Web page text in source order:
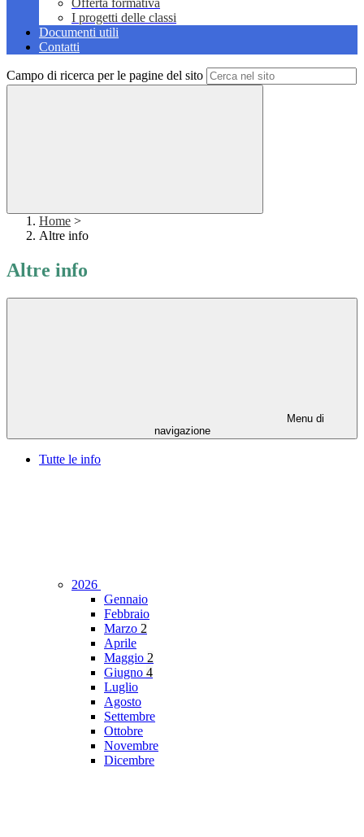
Offerta formativa
I progetti delle classi
Documenti utili
Contatti
Campo di ricerca per le pagine del sito
Home >
Altre info
Altre info
Menu di
navigazione
Tutte le info
2026
Gennaio
Febbraio
Marzo 2
Aprile
Maggio 2
Giugno 4
Luglio
Agosto
Settembre
Ottobre
Novembre
Dicembre